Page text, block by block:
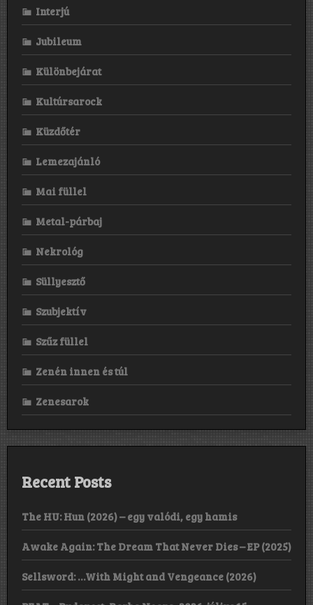
Interjú
Jubileum
Különbejárat
Kultúrsarock
Küzdőtér
Lemezajánló
Mai füllel
Metal-párbaj
Nekrológ
Süllyesztő
Szubjektív
Szűz füllel
Zenén innen és túl
Zenesarok
Recent Posts
The HU: Hun (2026) – egy valódi, egy hamis
Awake Again: The Dream That Never Dies – EP (2025)
Sellsword: …With Might and Vengeance (2026)